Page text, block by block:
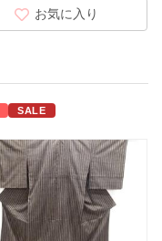
お気に入り
SALE